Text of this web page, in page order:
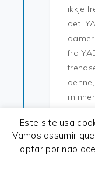
ikkje
det.
fra
første
Este site usa
Vamos assumir
optar por não